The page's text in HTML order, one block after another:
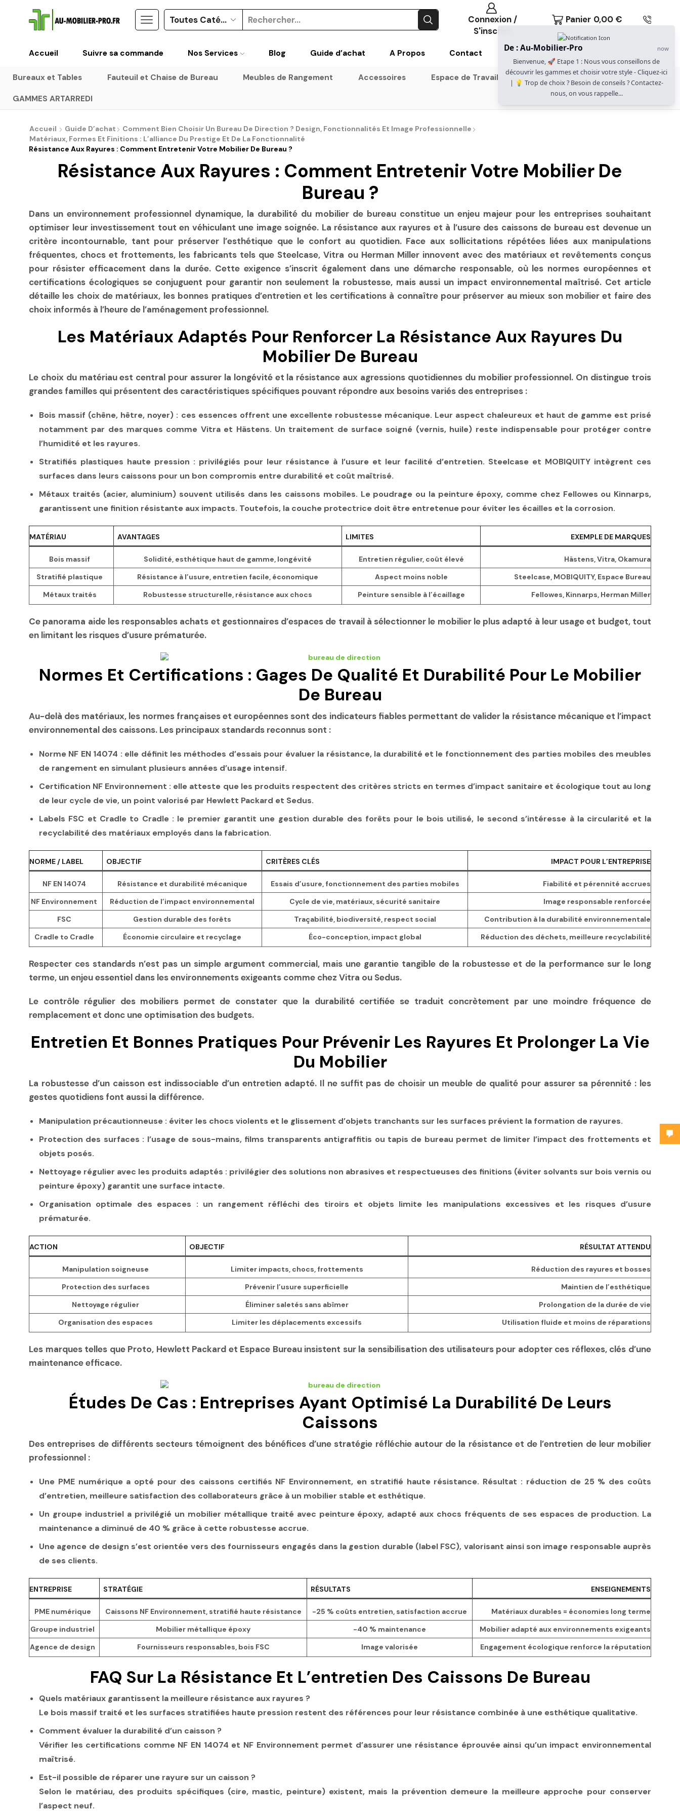
Connexion /
S'inscrire
Panier 0,00 €
Accueil Suivre sa commande Nos Services Blog Guide d’achat A Propos Contact
Bureaux et Tables Fauteuil et Chaise de Bureau Meubles de Rangement Accessoires Espace de Travail Gammes Gautier Office
GAMMES ARTARREDI
Accueil Guide D’achat
Comment Bien Choisir Un Bureau De Direction ? Design, Fonctionnalités Et Image Professionnelle
Matériaux, Formes Et Finitions : L’alliance Du Prestige Et De La Fonctionnalité
Résistance Aux Rayures : Comment Entretenir Votre Mobilier De Bureau ?
Résistance Aux Rayures : Comment Entretenir Votre Mobilier De
Bureau ?
Dans un environnement professionnel dynamique, la durabilité du mobilier de bureau constitue un enjeu majeur pour les entreprises souhaitant
optimiser leur investissement tout en véhiculant une image soignée. La résistance aux rayures et à l’usure des caissons de bureau est devenue un
critère incontournable, tant pour préserver l’esthétique que le confort au quotidien. Face aux sollicitations répétées liées aux manipulations
fréquentes, chocs et frottements, les fabricants tels que Steelcase, Vitra ou Herman Miller innovent avec des matériaux et revêtements conçus
pour résister efficacement dans la durée. Cette exigence s’inscrit également dans une démarche responsable, où les normes européennes et
certifications écologiques se conjuguent pour garantir non seulement la robustesse, mais aussi un impact environnemental maîtrisé. Cet article
détaille les choix de matériaux, les bonnes pratiques d’entretien et les certifications à connaître pour préserver au mieux son mobilier et faire des
choix informés à l’heure de l’aménagement professionnel.
Les Matériaux Adaptés Pour Renforcer La Résistance Aux Rayures Du
Mobilier De Bureau
Le choix du matériau est central pour assurer la longévité et la résistance aux agressions quotidiennes du mobilier professionnel. On distingue trois
grandes familles qui présentent des caractéristiques spécifiques pouvant répondre aux besoins variés des entreprises :
Bois massif (chêne, hêtre, noyer) : ces essences offrent une excellente robustesse mécanique. Leur aspect chaleureux et haut de gamme est prisé
notamment par des marques comme Vitra et Hästens. Un traitement de surface soigné (vernis, huile) reste indispensable pour protéger contre
l’humidité et les rayures.
Stratifiés plastiques haute pression : privilégiés pour leur résistance à l’usure et leur facilité d’entretien. Steelcase et MOBIQUITY intègrent ces
surfaces dans leurs caissons pour un bon compromis entre durabilité et coût maîtrisé.
Métaux traités (acier, aluminium) souvent utilisés dans les caissons mobiles. Le poudrage ou la peinture époxy, comme chez Fellowes ou Kinnarps,
garantissent une finition résistante aux impacts. Toutefois, la couche protectrice doit être entretenue pour éviter les écailles et la corrosion.
MATÉRIAU AVANTAGES LIMITES EXEMPLE DE MARQUES
Bois massif Solidité, esthétique haut de gamme, longévité Entretien régulier, coût élevé
Hästens, Vitra, Okamura
Stratifié plastique
Résistance à l’usure, entretien facile, économique Aspect moins noble
Steelcase, MOBIQUITY, Espace Bureau
Métaux traités
Robustesse structurelle, résistance aux chocs Peinture sensible à l’écaillage Fellowes, Kinnarps, Herman Miller
Ce panorama aide les responsables achats et gestionnaires d’espaces de travail à sélectionner le mobilier le plus adapté à leur usage et budget, tout
en limitant les risques d’usure prématurée.
Normes Et Certifications : Gages De Qualité Et Durabilité Pour Le Mobilier
De Bureau
Au-delà des matériaux, les normes françaises et européennes sont des indicateurs fiables permettant de valider la résistance mécanique et l’impact
environnemental des caissons. Les principaux standards reconnus sont :
Norme NF EN 14074 : elle définit les méthodes d’essais pour évaluer la résistance, la durabilité et le fonctionnement des parties mobiles des meubles
de rangement en simulant plusieurs années d’usage intensif.
Certification NF Environnement : elle atteste que les produits respectent des critères stricts en termes d’impact sanitaire et écologique tout au long
de leur cycle de vie, un point valorisé par Hewlett Packard et Sedus.
Labels FSC et Cradle to Cradle: le premier garantit une gestion durable des forêts pour le bois utilisé, le second s’intéresse à la circularité et la
recyclabilité des matériaux employés dans la fabrication.
NORME / LABEL OBJECTIF CRITÈRES CLÉS IMPACT POUR L’ENTREPRISE
NF EN 14074 Résistance et durabilité mécanique Essais d’usure, fonctionnement des parties mobiles
Fiabilité et pérennité accrues
NF Environnement
Réduction de l’impact environnemental Cycle de vie, matériaux, sécurité sanitaire
Image responsable renforcée
FSC
Gestion durable des forêts Traçabilité, biodiversité, respect social
Contribution à la durabilité environnementale
Cradle to Cradle
Économie circulaire et recyclage Éco-conception, impact global Réduction des déchets, meilleure recyclabilité
Respecter ces standards n’est pas un simple argument commercial, mais une garantie tangible de la robustesse et de la performance sur le long
terme, un enjeu essentiel dans les environnements exigeants comme chez Vitra ou Sedus.
Le contrôle régulier des mobiliers permet de constater que la durabilité certifiée se traduit concrètement par une moindre fréquence de
remplacement et donc une optimisation des budgets.
Entretien Et Bonnes Pratiques Pour Prévenir Les Rayures Et Prolonger La Vie
Du Mobilier
La robustesse d’un caisson est indissociable d’un entretien adapté. Il ne suffit pas de choisir un meuble de qualité pour assurer sa pérennité : les
gestes quotidiens font aussi la différence.
Manipulation précautionneuse : éviter les chocs violents et le glissement d’objets tranchants sur les surfaces prévient la formation de rayures.
Protection des surfaces : l’usage de sous-mains, films transparents antigraffitis ou tapis de bureau permet de limiter l’impact des frottements et
objets posés.
Nettoyage régulier avec les produits adaptés : privilégier des solutions non abrasives et respectueuses des finitions (éviter solvants sur bois vernis ou
peinture époxy) garantit une surface intacte.
Organisation optimale des espaces : un rangement réfléchi des tiroirs et objets limite les manipulations excessives et les risques d’usure
prématurée.
ACTION OBJECTIF RÉSULTAT ATTENDU
Manipulation soigneuse Limiter impacts, chocs, frottements
Réduction des rayures et bosses
Protection des surfaces
Prévenir l’usure superficielle
Maintien de l’esthétique
Nettoyage régulier
Éliminer saletés sans abîmer
Prolongation de la durée de vie
Organisation des espaces
Limiter les déplacements excessifs Utilisation fluide et moins de réparations
Les marques telles que Proto, Hewlett Packard et Espace Bureau insistent sur la sensibilisation des utilisateurs pour adopter ces réflexes, clés d’une
maintenance efficace.
Études De Cas : Entreprises Ayant Optimisé La Durabilité De Leurs
Caissons
Des entreprises de différents secteurs témoignent des bénéfices d’une stratégie réfléchie autour de la résistance et de l’entretien de leur mobilier
professionnel :
Une PME numérique a opté pour des caissons certifiés NF Environnement, en stratifié haute résistance. Résultat : réduction de 25 % des coûts
d’entretien, meilleure satisfaction des collaborateurs grâce à un mobilier stable et esthétique.
Un groupe industriel a privilégié un mobilier métallique traité avec peinture époxy, adapté aux chocs fréquents de ses espaces de production. La
maintenance a diminué de 40 % grâce à cette robustesse accrue.
Une agence de design s’est orientée vers des fournisseurs engagés dans la gestion durable (label FSC), valorisant ainsi son image responsable auprès
de ses clients.
ENTREPRISE STRATÉGIE RÉSULTATS ENSEIGNEMENTS
PME numérique Caissons NF Environnement, stratifié haute résistance -25 % coûts entretien, satisfaction accrue
Matériaux durables = économies long terme
Groupe industriel
Mobilier métallique époxy -40 % maintenance
Mobilier adapté aux environnements exigeants
Agence de design
Fournisseurs responsables, bois FSC Image valorisée Engagement écologique renforce la réputation
FAQ Sur La Résistance Et L’entretien Des Caissons De Bureau
Quels matériaux garantissent la meilleure résistance aux rayures ?
Le bois massif traité et les surfaces stratifiées haute pression restent des références pour leur résistance combinée à une esthétique qualitative.
Comment évaluer la durabilité d’un caisson ?
Vérifier les certifications comme NF EN 14074 et NF Environnement permet d’assurer une résistance éprouvée ainsi qu’un impact environnemental
maîtrisé.
Est-il possible de réparer une rayure sur un caisson ?
Selon le matériau, des produits spécifiques (cire, mastic, peinture) existent, mais la prévention demeure la meilleure approche pour conserver
l’aspect neuf.
De : Au-Mobilier-Pro now
Bienvenue, 🚀 Etape 1 : Nous vous conseillons de
découvrir les gammes et choisir votre style - Cliquez-ici
| 💡 Trop de choix ? Besoin de conseils ? Contactez-
nous, on vous rappelle...